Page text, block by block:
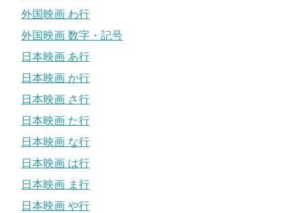
外国映画 わ行
外国映画 数字・記号
日本映画 あ行
日本映画 か行
日本映画 さ行
日本映画 た行
日本映画 な行
日本映画 は行
日本映画 ま行
日本映画 や行